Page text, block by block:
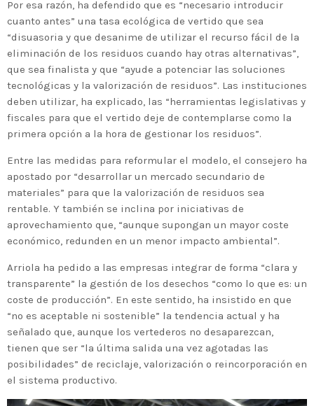
Por esa razón, ha defendido que es “necesario introducir
cuanto antes” una tasa ecológica de vertido que sea
“disuasoria y que desanime de utilizar el recurso fácil de la
eliminación de los residuos cuando hay otras alternativas”,
que sea finalista y que “ayude a potenciar las soluciones
tecnológicas y la valorización de residuos”. Las instituciones
deben utilizar, ha explicado, las “herramientas legislativas y
fiscales para que el vertido deje de contemplarse como la
primera opción a la hora de gestionar los residuos”.
Entre las medidas para reformular el modelo, el consejero ha
apostado por “desarrollar un mercado secundario de
materiales” para que la valorización de residuos sea
rentable. Y también se inclina por iniciativas de
aprovechamiento que, “aunque supongan un mayor coste
económico, redunden en un menor impacto ambiental”.
Arriola ha pedido a las empresas integrar de forma “clara y
transparente” la gestión de los desechos “como lo que es: un
coste de producción”. En este sentido, ha insistido en que
“no es aceptable ni sostenible” la tendencia actual y ha
señalado que, aunque los vertederos no desaparezcan,
tienen que ser “la última salida una vez agotadas las
posibilidades” de reciclaje, valorización o reincorporación en
el sistema productivo.